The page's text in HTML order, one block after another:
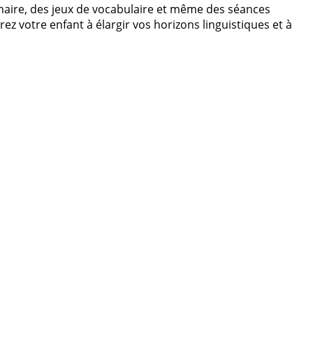
des jeux de vocabulaire et même des séances
votre enfant à élargir vos horizons linguistiques et à